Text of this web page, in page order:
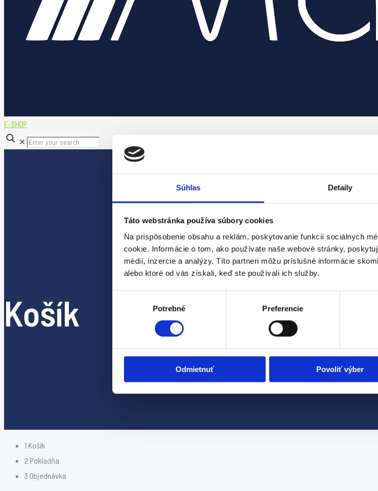
Súhlas Detaily
Táto webstránka používa súbory cookies
Na prispôsobenie obsahu a reklám, poskytovanie funkcií sociálnych
cookie. Informácie o tom, ako používate naše webové stránky,
médií, inzercie a analýzy. Títo partneri môžu príslušné informácie
alebo ktoré od vás získali, keď ste používali ich služby.
Potrebné Preferencie
Odmietnuť Povoliť výber
E-SHOP
✕
Košík
1 Košík
2 Pokladňa
3 Objednávka